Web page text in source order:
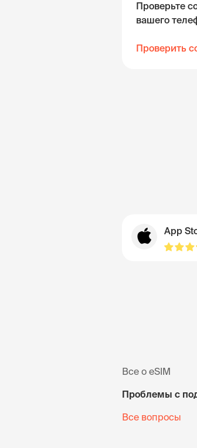
Проверьте
вашего
Проверить
App
Все о eSIM
Проблемы с
Все вопросы